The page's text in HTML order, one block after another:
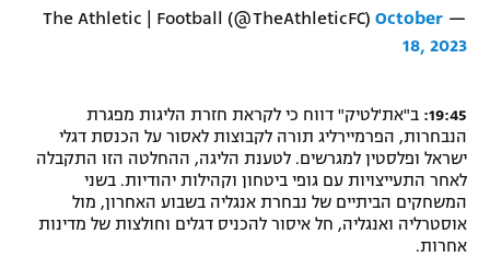
מדיניות פרטיות
רשיון להקרנה פומבית לבית עסק
הצטרפות לחבילת הערוצים
לוח דרושים – ג'ובנט
גיימינג E-Sports— The Athletic | Football (@TheAthleticFC)
October
18, 2023
19:45: ב"את'לטיק" דווח כי לקראת חזרת הליגות מפגרת
הנבחרות, הפרמיירליג תורה לקבוצות לאסור על הכנסת דגלי
ישראל ופלסטין למגרשים. לטענת הליגה, ההחלטה הזו התקבלה
לאחר התעייצויות עם גופי ביטחון וקהילות יהודיות. בשני
המשחקים הביתיים של נבחרת אנגליה בשבוע האחרון, מול
אוסטרליה ואנגליה, חל איסור להכניס דגלים וחולצות של מדינות
אחרות.